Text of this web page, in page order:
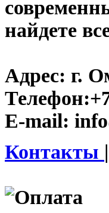
найдете
Адрес: г.
Телефон:
E-mail:
Контакты |